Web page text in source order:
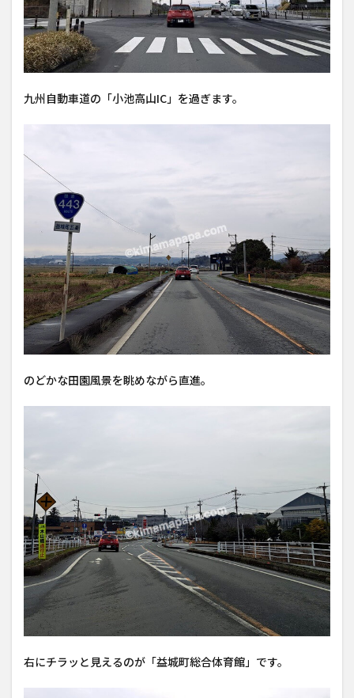
九州自動車道の「小池高山IC」を過ぎます。
のどかな田園風景を眺めながら直進。
右にチラッと見えるのが「益城町総合体育館」です。